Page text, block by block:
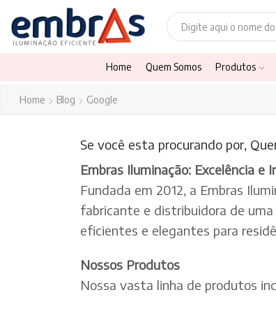
Home Quem Somos Produtos
Home Blog Google
Se você esta procurando por,
Embras Iluminação: Excelência e
Fundada em 2012, a Embras
fabricante e distribuidora de
eficientes e elegantes para
Nossos Produtos
Nossa vasta linha de produtos